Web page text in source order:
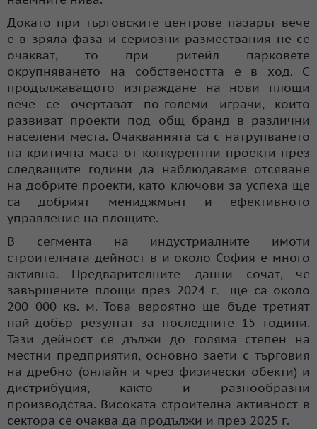
Докато при търговските центрове пазарът вече
е в зряла фаза и сериозни размествания не се
очакват, то при ритейл парковете
окрупняването на собствеността е в ход. С
продължаващото изграждане на нови площи
вече се очертават по-големи играчи, които
развиват проекти под общ бранд в различни
населени места. Очакванията са с натрупването
на критична маса от конкурентни проекти през
следващите години да наблюдаваме отсяване
на добрите проекти, като ключови за успеха ще
са добрият мениджмънт и ефективното
управление на площите.
В сегмента на индустриалните имоти
строителната дейност в и около София е много
активна. Предварителните данни сочат, че
завършените площи през 2024 г. ще са около
200 000 кв. м. Това вероятно ще бъде третият
най-добър резултат за последните 15 години.
Тази дейност се дължи до голяма степен на
местни предприятия, основно заети с търговия
на дребно (онлайн и чрез физически обекти) и
дистрибуция, както и разнообразни
производства. Високата строителна активност в
сектора се очаква да продължи и през 2025 г.